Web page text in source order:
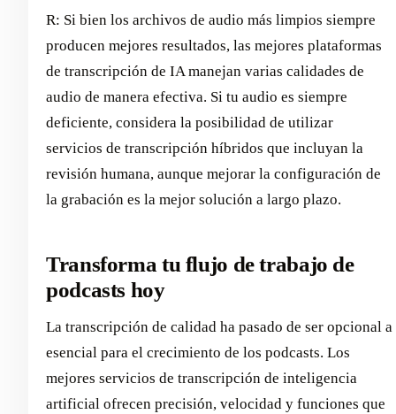
R: Si bien los archivos de audio más limpios siempre
producen mejores resultados, las mejores plataformas
de transcripción de IA manejan varias calidades de
audio de manera efectiva. Si tu audio es siempre
deficiente, considera la posibilidad de utilizar
servicios de transcripción híbridos que incluyan la
revisión humana, aunque mejorar la configuración de
la grabación es la mejor solución a largo plazo.
Transforma tu flujo de trabajo de
podcasts hoy
La transcripción de calidad ha pasado de ser opcional a
esencial para el crecimiento de los podcasts. Los
mejores servicios de transcripción de inteligencia
artificial ofrecen precisión, velocidad y funciones que